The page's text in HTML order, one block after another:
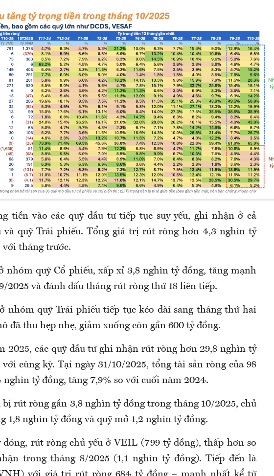
tiền vào các quỹ đầu tư tiếp tục suy yếu, ghi nhận ở cả
và quỹ Trái phiếu. Tổng giá trị rút ròng hơn 4,3 nghìn tỷ
với tháng trước.
nhóm quỹ Cổ phiếu, xấp xỉ 3,8 nghìn tỷ đồng, tăng mạnh
2025 và đánh dấu tháng rút ròng thứ 18 liên tiếp.
nhóm quỹ Trái phiếu tiếp tục kéo dài sang tháng thứ hai
đã thu hẹp nhẹ, giảm xuống còn gần 600 tỷ đồng.
2025, các quỹ đầu tư ghi nhận rút ròng hơn 29,8 nghìn tỷ
cùng kỳ. Tại ngày 31/10/2025, tổng tài sản ròng của 98
nghìn tỷ đồng, tăng 7,9% so với cuối năm 2024.
rút ròng gần 3,8 nghìn tỷ đồng trong tháng 10/2025, chủ
1,8 nghìn tỷ đồng và quỹ mở 1,2 nghìn tỷ đồng.
đóng, rút ròng chủ yếu ở VEIL (799 tỷ đồng), thấp hơn so
trong tháng 8/2025 (1,1 nghìn tỷ đồng). Tiếp đến là